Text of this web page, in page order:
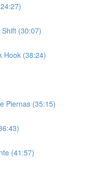
(30:07)
Hook (38:24)
Piernas (35:15)
(41:57)